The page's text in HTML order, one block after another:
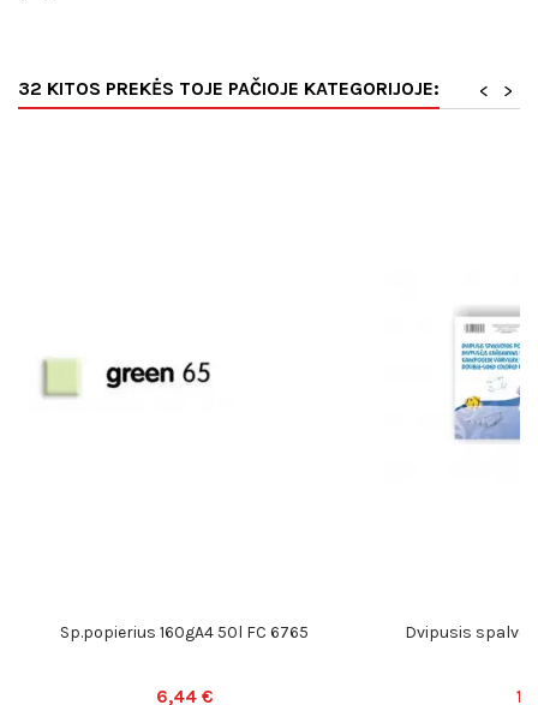
32 KITOS PREKĖS TOJE PAČIOJE KATEGORIJOJE: >
<
Sp.popierius 160gA4 50l FC 6765
6,44 €
Dvipusis